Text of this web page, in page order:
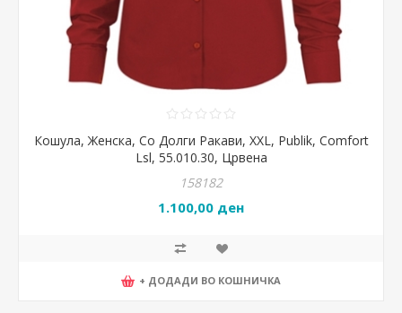
Кошула, Женска, Со Долги Ракави, XXL, Publik, Comfort
Lsl, 55.010.30, Црвена
158182
1.100,00 ден
+ ДОДАДИ ВО КОШНИЧКА